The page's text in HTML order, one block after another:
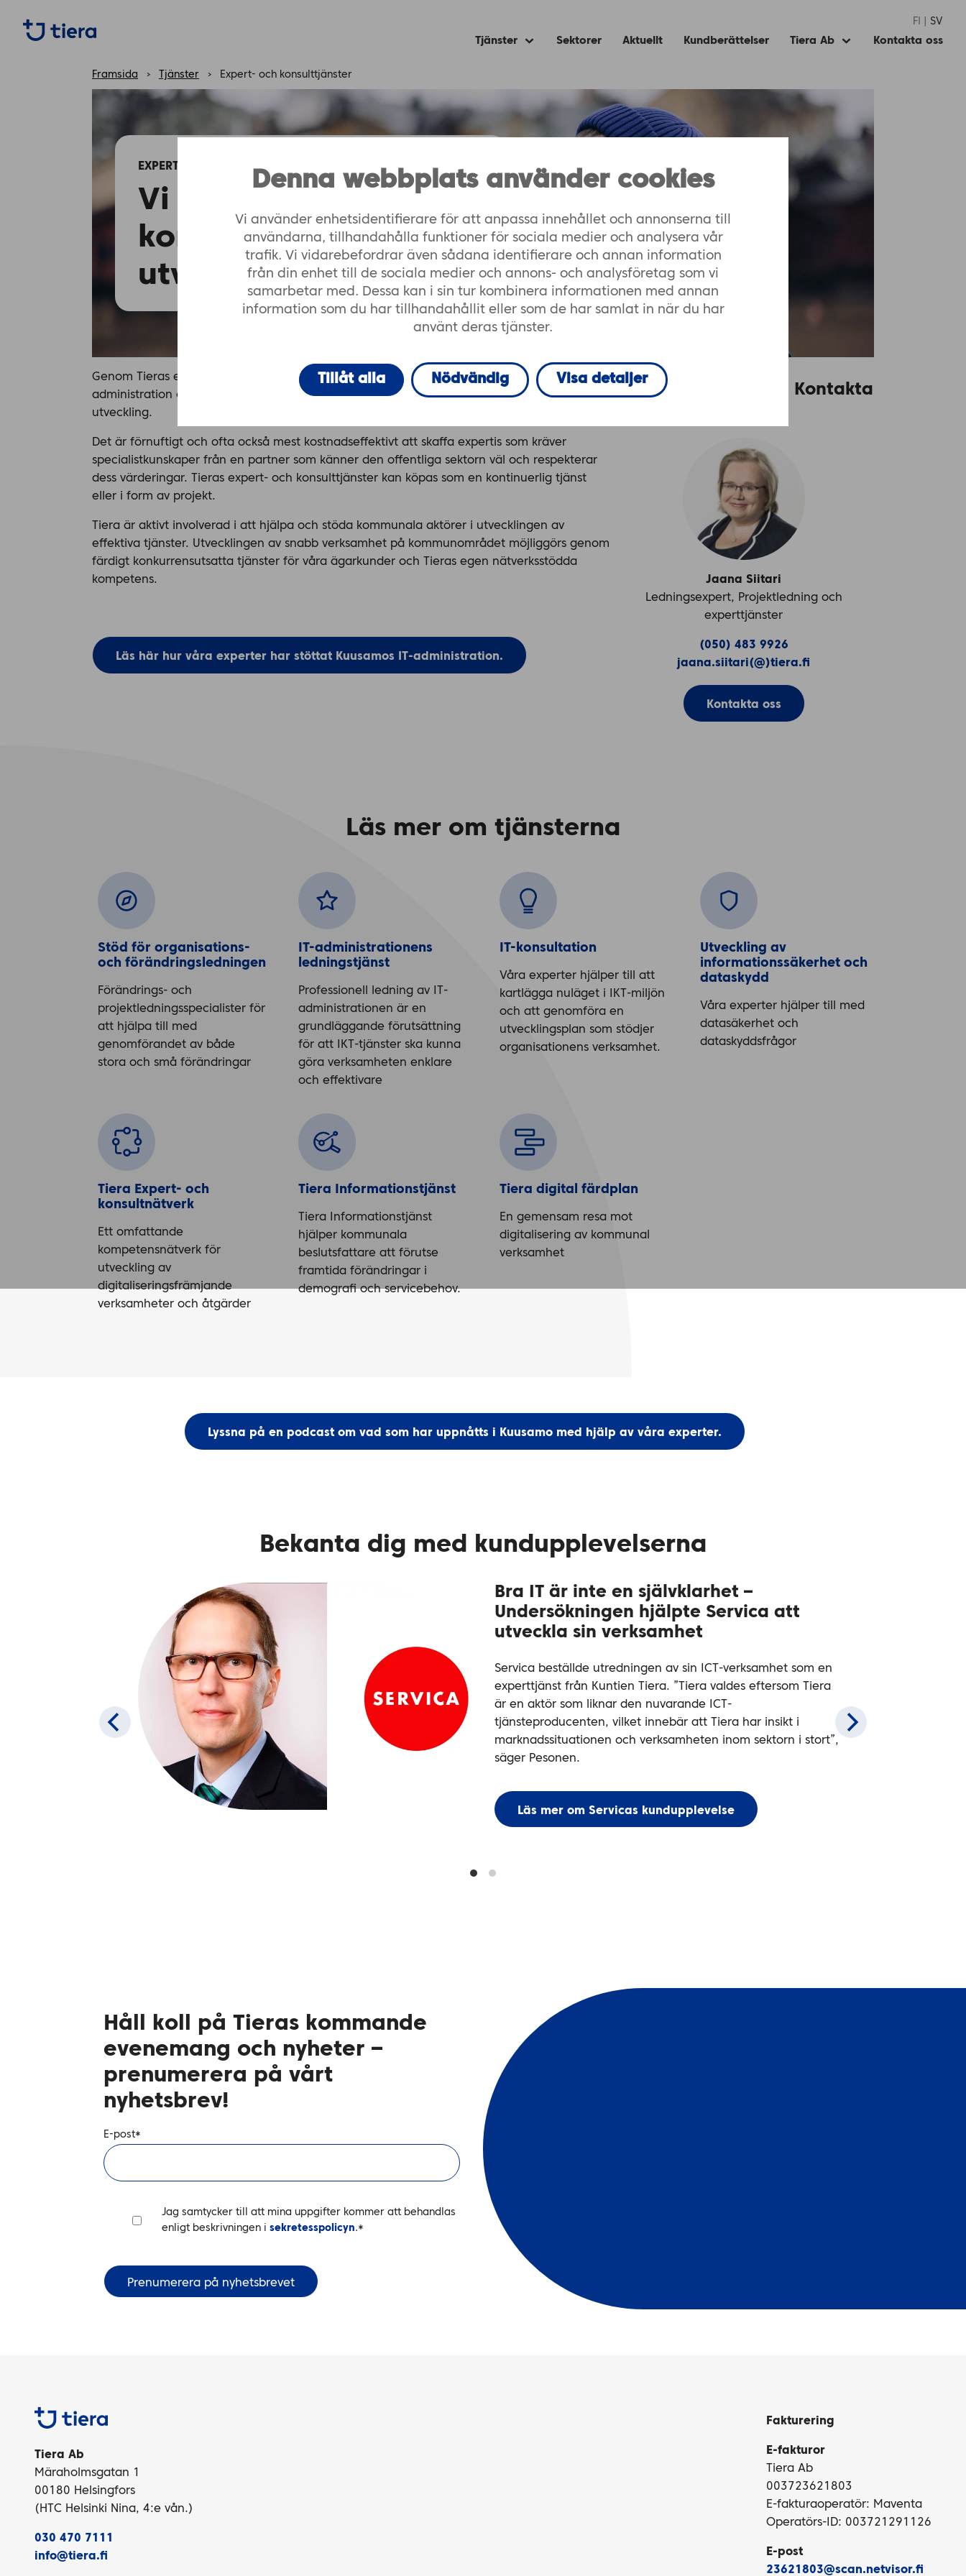
Denna webbplats använder cookies
Vi använder enhetsidentifierare för att anpassa innehållet och annonserna till
användarna, tillhandahålla funktioner för sociala medier och analysera vår
trafik. Vi vidarebefordrar även sådana identifierare och annan information
från din enhet till de sociala medier och annons- och analysföretag som vi
samarbetar med. Dessa kan i sin tur kombinera informationen med annan
information som du har tillhandahållit eller som de har samlat in när du har
använt deras tjänster.
Tillåt alla Nödvändig Visa detaljer
https://tiera.fi/name FI SV
Tjänster
ExpandSektorer Aktuellt Kundberättelser Tiera Ab
ExpandKontakta oss
Framsida › Tjänster › Expert- och konsulttjänster
EXPERT- OCH KONSULTTJÄNSTER
Vi stöder
kommunernas
utveckling
Genom Tieras expert- och konsulttjänster får du hjälp av yrkespersoner inom IT-
administration och förändringsledning som stöder din organisations verksamhet och
utveckling.
Det är förnuftigt och ofta också mest kostnadseffektivt att skaffa expertis som kräver
specialistkunskaper från en partner som känner den offentliga sektorn väl och respekterar
dess värderingar. Tieras expert- och konsulttjänster kan köpas som en kontinuerlig tjänst
eller i form av projekt.
Tiera är aktivt involverad i att hjälpa och stöda kommunala aktörer i utvecklingen av
effektiva tjänster. Utvecklingen av snabb verksamhet på kommunområdet möjliggörs genom
färdigt konkurrensutsatta tjänster för våra ägarkunder och Tieras egen nätverksstödda
kompetens.
Läs här hur våra experter har stöttat Kuusamos IT-administration.
Blev du intresserad? Kontakta
Jaana Siitari
Ledningsexpert, Projektledning och
experttjänster
(050) 483 9926
jaana.siitari(@)tiera.fi
Kontakta oss
Läs mer om tjänsterna
Stöd för organisations-
och förändringsledningen
Förändrings- och
projektledningsspecialister för
att hjälpa till med
genomförandet av både
stora och små förändringar
IT-administrationens
ledningstjänst
Professionell ledning av IT-
administrationen är en
grundläggande förutsättning
för att IKT-tjänster ska kunna
göra verksamheten enklare
och effektivare
IT-konsultation
Våra experter hjälper till att
kartlägga nuläget i IKT-miljön
och att genomföra en
utvecklingsplan som stödjer
organisationens verksamhet.
Utveckling av
informationssäkerhet och
dataskydd
Våra experter hjälper till med
datasäkerhet och
dataskyddsfrågor
Tiera Expert- och
konsultnätverk
Ett omfattande
kompetensnätverk för
utveckling av
digitaliseringsfrämjande
verksamheter och åtgärder
Tiera Informationstjänst
Tiera Informationstjänst
hjälper kommunala
beslutsfattare att förutse
framtida förändringar i
demografi och servicebehov.
Tiera digital färdplan
En gemensam resa mot
digitalisering av kommunal
verksamhet
Lyssna på en podcast om vad som har uppnåtts i Kuusamo med hjälp av våra experter.
Bekanta dig med kundupplevelserna
Bra IT är inte en självklarhet –
Undersökningen hjälpte Servica att
utveckla sin verksamhet
Servica beställde utredningen av sin ICT-verksamhet som en
experttjänst från Kuntien Tiera. ”Tiera valdes eftersom Tiera
är en aktör som liknar den nuvarande ICT-
tjänsteproducenten, vilket innebär att Tiera har insikt i
marknadssituationen och verksamheten inom sektorn i stort”,
säger Pesonen.
Läs mer om Servicas kundupplevelse
Håll koll på Tieras kommande
evenemang och nyheter –
prenumerera på vårt
nyhetsbrev!
E-post*
Jag samtycker till att mina uppgifter kommer att behandlas
enligt beskrivningen i sekretesspolicyn.*
Tiera
Tiera Ab
Märaholmsgatan 1
00180 Helsingfors
(HTC Helsinki Nina, 4:e vån.)
030 470 7111
info@tiera.fi
Fakturering
E-fakturor
Tiera Ab
003723621803
E-fakturaoperatör: Maventa
Operatörs-ID: 003721291126
E-post
23621803@scan.netvisor.fi